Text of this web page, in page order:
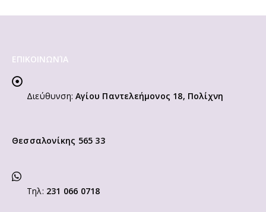
ΕΠΙΚΟΙΝΩΝΊΑ
Διεύθυνση: Αγίου Παντελεήμονος 18, Πολίχνη
Θεσσαλονίκης 565 33
Τηλ: 231 066 0718